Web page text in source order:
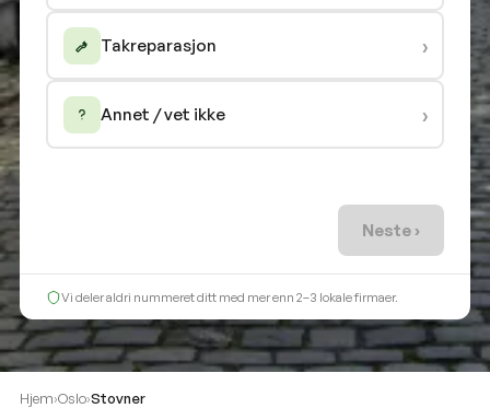
Takreparasjon ›
Annet / vet ikke ›
Neste ›
Vi deler aldri nummeret ditt med mer enn 2–3 lokale firmaer.
Hjem›Oslo›Stovner